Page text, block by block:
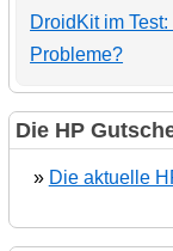
DroidKit im
Probleme?
Die HP
» Die aktuelle